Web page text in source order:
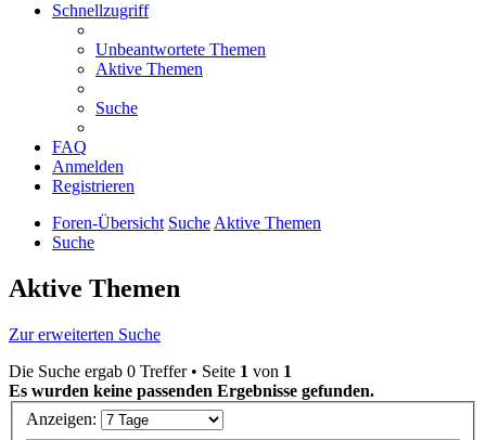
Schnellzugriff
Unbeantwortete Themen
Aktive Themen
Suche
FAQ
Anmelden
Registrieren
Foren-Übersicht SucheAktive Themen
Suche
Aktive Themen
Zur erweiterten Suche
Die Suche ergab 0 Treffer • Seite 1 von 1
Es wurden keine passenden Ergebnisse gefunden.
Anzeigen: